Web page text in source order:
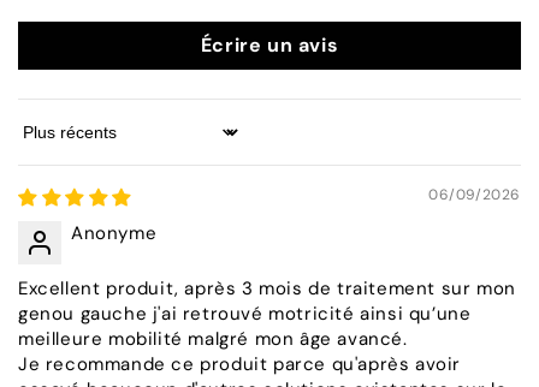
Écrire un avis
Sort by
06/09/2026
Anonyme
Excellent produit, après 3 mois de traitement sur mon
genou gauche j'ai retrouvé motricité ainsi qu’une
meilleure mobilité malgré mon âge avancé.
Je recommande ce produit parce qu'après avoir